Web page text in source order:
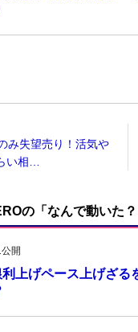
み失望売り！活気や
い相…
の「なんで動いた
開
上げペース上げざ